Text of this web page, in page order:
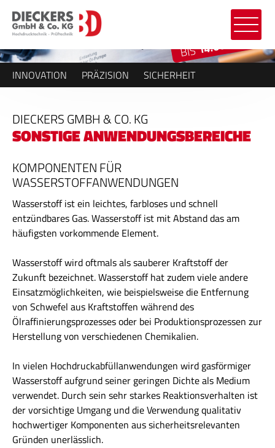
INNOVATION PRÄZISION SICHERHEIT
BIS14.000 BAR
DIECKERS GMBH & CO. KG
SONSTIGE ANWENDUNGSBEREICHE
KOMPONENTEN FÜR
WASSERSTOFFANWENDUNGEN
Wasserstoff ist ein leichtes, farbloses und schnell
entzündbares Gas. Wasserstoff ist mit Abstand das am
häufigsten vorkommende Element.
Wasserstoff wird oftmals als sauberer Kraftstoff der
Zukunft bezeichnet. Wasserstoff hat zudem viele andere
Einsatzmöglichkeiten, wie beispielsweise die Entfernung
von Schwefel aus Kraftstoffen während des
Ölraffinierungsprozesses oder bei Produktionsprozessen zur
Herstellung von verschiedenen Chemikalien.
In vielen Hochdruckabfüllanwendungen wird gasförmiger
Wasserstoff aufgrund seiner geringen Dichte als Medium
verwendet. Durch sein sehr starkes Reaktionsverhalten ist
der vorsichtige Umgang und die Verwendung qualitativ
hochwertiger Komponenten aus sicherheitsrelevanten
Gründen unerlässlich.